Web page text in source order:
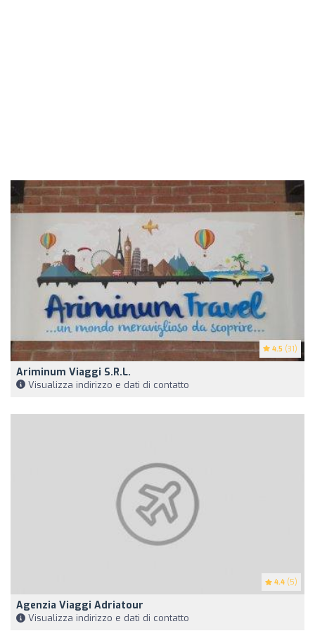
4.5 (31)
Ariminum Viaggi S.r.l.
Visualizza indirizzo e dati di contatto
4.4 (5)
Agenzia Viaggi Adriatour
Visualizza indirizzo e dati di contatto